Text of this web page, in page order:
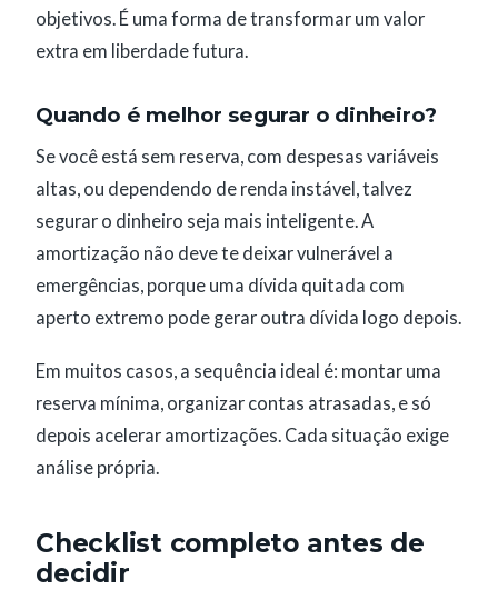
objetivos. É uma forma de transformar um valor
extra em liberdade futura.
Quando é melhor segurar o dinheiro?
Se você está sem reserva, com despesas variáveis
altas, ou dependendo de renda instável, talvez
segurar o dinheiro seja mais inteligente. A
amortização não deve te deixar vulnerável a
emergências, porque uma dívida quitada com
aperto extremo pode gerar outra dívida logo depois.
Em muitos casos, a sequência ideal é: montar uma
reserva mínima, organizar contas atrasadas, e só
depois acelerar amortizações. Cada situação exige
análise própria.
Checklist completo antes de
decidir